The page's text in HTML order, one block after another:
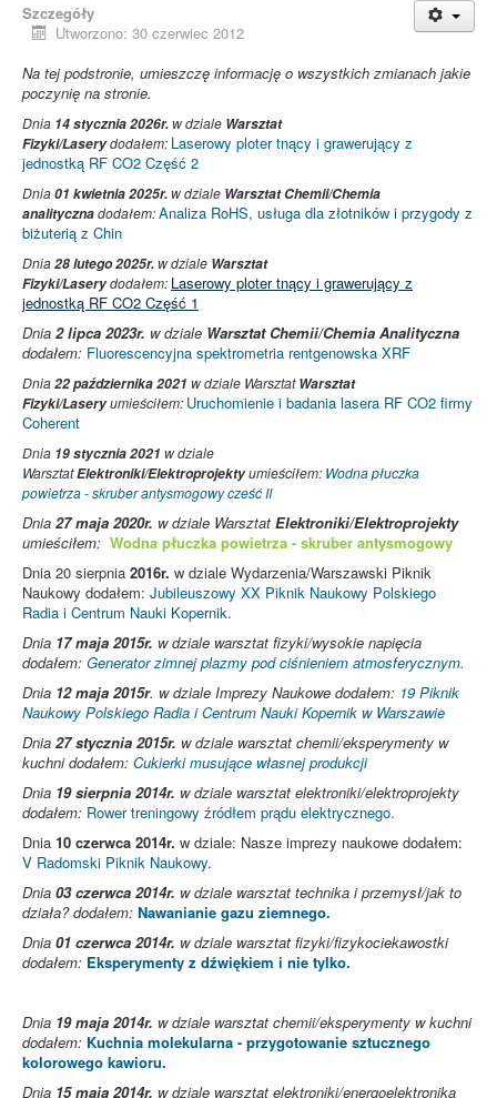
Szczegóły
Utworzono: 30 czerwiec 2012
Na tej podstronie, umieszczę informację o wszystkich zmianach jakie
poczynię na stronie.
Dnia 14 stycznia 2026r.w dziale Warsztat
Fizyki/Laserydodałem: Laserowy ploter tnący i grawerujący z
jednostką RF CO2 Część 2
Dnia01 kwietnia 2025r.w dziale Warsztat Chemii/Chemia
analitycznadodałem:Analiza RoHS, usługa dla złotników i przygody z
biżuterią z Chin
Dnia28 lutego 2025r.w dziale Warsztat
Fizyki/Laserydodałem: Laserowy ploter tnący i grawerujący z
jednostką RF CO2 Część 1
Dnia 2 lipca 2023r. w dziale Warsztat Chemii/Chemia Analityczna
dodałem: Fluorescencyjna spektrometria rentgenowska XRF
Dnia22 października 2021 w dziale WarsztatWarsztat
Fizyki/Laseryumieściłem: Uruchomienie i badania lasera RF CO2 firmy
Coherent
Dnia 19 stycznia 2021 w dziale
WarsztatElektroniki/Elektroprojektyumieściłem: Wodna płuczka
powietrza - skruber antysmogowy cześć II
Dnia 27 maja 2020r. w dziale Warsztat Elektroniki/Elektroprojekty
umieściłem: Wodna płuczka powietrza - skruber antysmogowy
Dnia 20 sierpnia 2016r. w dziale Wydarzenia/Warszawski Piknik
Naukowy dodałem: Jubileuszowy XX Piknik Naukowy Polskiego
Radia i Centrum Nauki Kopernik.
Dnia 17 maja 2015r. w dziale warsztat fizyki/wysokie napięcia
dodałem: Generator zimnej plazmy pod ciśnieniem atmosferycznym.
Dnia 12 maja 2015r. w dziale Imprezy Naukowe dodałem: 19 Piknik
Naukowy Polskiego Radia i Centrum Nauki Kopernik w Warszawie
Dnia 27 stycznia 2015r. w dziale warsztat chemii/eksperymenty w
kuchni dodałem: Cukierki musujące własnej produkcji
Dnia 19 sierpnia 2014r. w dziale warsztat elektroniki/elektroprojekty
dodałem: Rower treningowy źródłem prądu elektrycznego.
Dnia 10 czerwca 2014r. w dziale: Nasze imprezy naukowe dodałem:
V Radomski Piknik Naukowy.
Dnia 03 czerwca 2014r. w dziale warsztat technika i przemysł/jak to
działa? dodałem: Nawanianie gazu ziemnego.
Dnia 01 czerwca 2014r. w dziale warsztat fizyki/fizykociekawostki
dodałem: Eksperymenty z dźwiękiem i nie tylko.
Dnia 19 maja 2014r. w dziale warsztat chemii/eksperymenty w kuchni
dodałem: Kuchnia molekularna - przygotowanie sztucznego
kolorowego kawioru.
Dnia 15 maja 2014r. w dziale warsztat elektroniki/energoelektronika